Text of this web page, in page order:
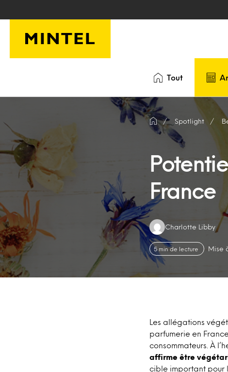
Tout
Spotlight
France
Authors:
Charlotte Libby
5 min de lecture Mise
Les allégations
parfumerie en
consommateurs. À
affirme être
cible important pour